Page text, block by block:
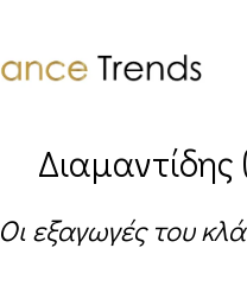
Διαμαντίδης
Οι εξαγωγές του